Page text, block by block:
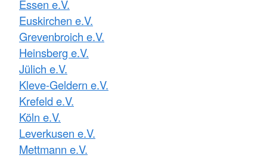
Essen e.V.
Euskirchen e.V.
Grevenbroich e.V.
Heinsberg e.V.
Jülich e.V.
Kleve-Geldern e.V.
Krefeld e.V.
Köln e.V.
Leverkusen e.V.
Mettmann e.V.